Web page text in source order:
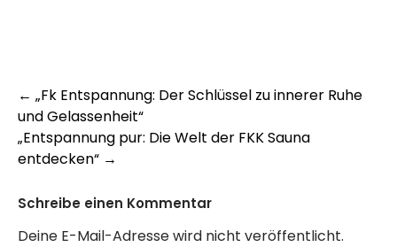
Post
navigation
← „Fk Entspannung: Der Schlüssel zu innerer Ruhe
und Gelassenheit“
„Entspannung pur: Die Welt der FKK Sauna
entdecken“ →
Schreibe einen Kommentar
Deine E-Mail-Adresse wird nicht veröffentlicht.